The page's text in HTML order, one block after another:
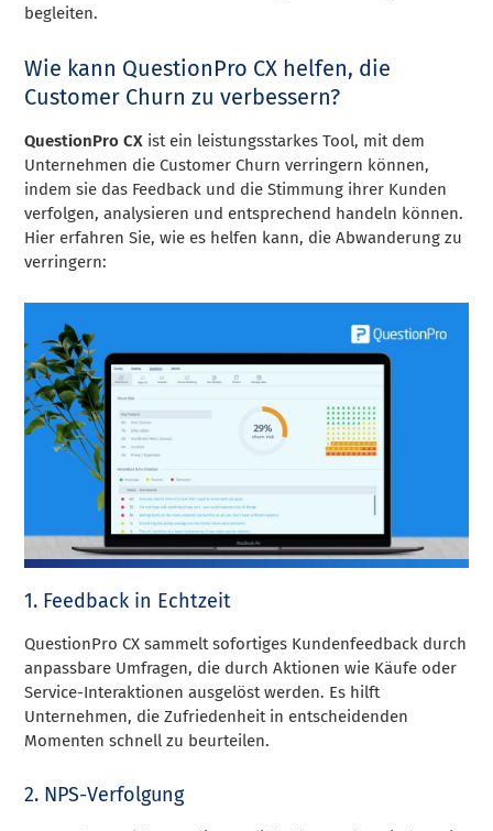
begleiten.
Wie kann QuestionPro CX helfen, die
Customer Churn zu verbessern?
QuestionPro CX ist ein leistungsstarkes Tool, mit dem
Unternehmen die Customer Churn verringern können,
indem sie das Feedback und die Stimmung ihrer Kunden
verfolgen, analysieren und entsprechend handeln können.
Hier erfahren Sie, wie es helfen kann, die Abwanderung zu
verringern:
1. Feedback in Echtzeit
QuestionPro CX sammelt sofortiges Kundenfeedback durch
anpassbare Umfragen, die durch Aktionen wie Käufe oder
Service-Interaktionen ausgelöst werden. Es hilft
Unternehmen, die Zufriedenheit in entscheidenden
Momenten schnell zu beurteilen.
2. NPS-Verfolgung